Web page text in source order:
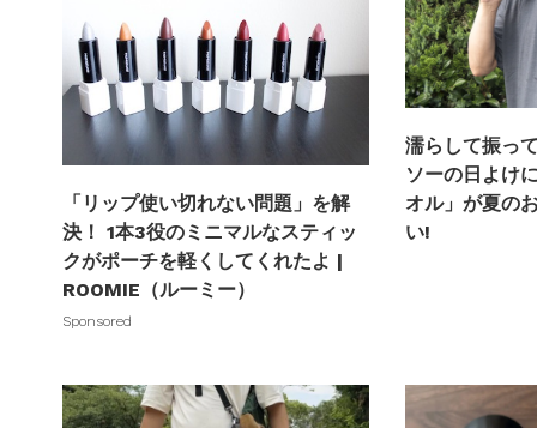
「リップ使い切れない問題」を解
決！ 1本3役のミニマルなスティッ
クがポーチを軽くしてくれたよ |
ROOMIE（ルーミー）
Sponsored
濡らして振っ
ソーの日よけ
オル」が夏の
い!